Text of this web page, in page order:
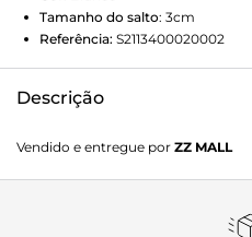
Tamanho do salto: 3cm
Referência: S2113400020002
Descrição
bold de inspiração futurista
clássica combinação p&b,
SCHUTZ logo traz um mood
Vendido e entregue por ZZ MALL